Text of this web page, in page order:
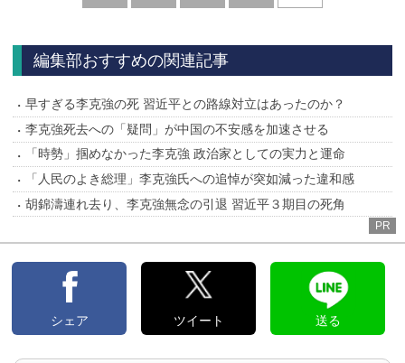
編集部おすすめの関連記事
早すぎる李克強の死 習近平との路線対立はあったのか？
李克強死去への「疑問」が中国の不安感を加速させる
「時勢」掴めなかった李克強 政治家としての実力と運命
「人民のよき総理」李克強氏への追悼が突如減った違和感
胡錦濤連れ去り、李克強無念の引退 習近平３期目の死角
PR
シェア ツイート 送る